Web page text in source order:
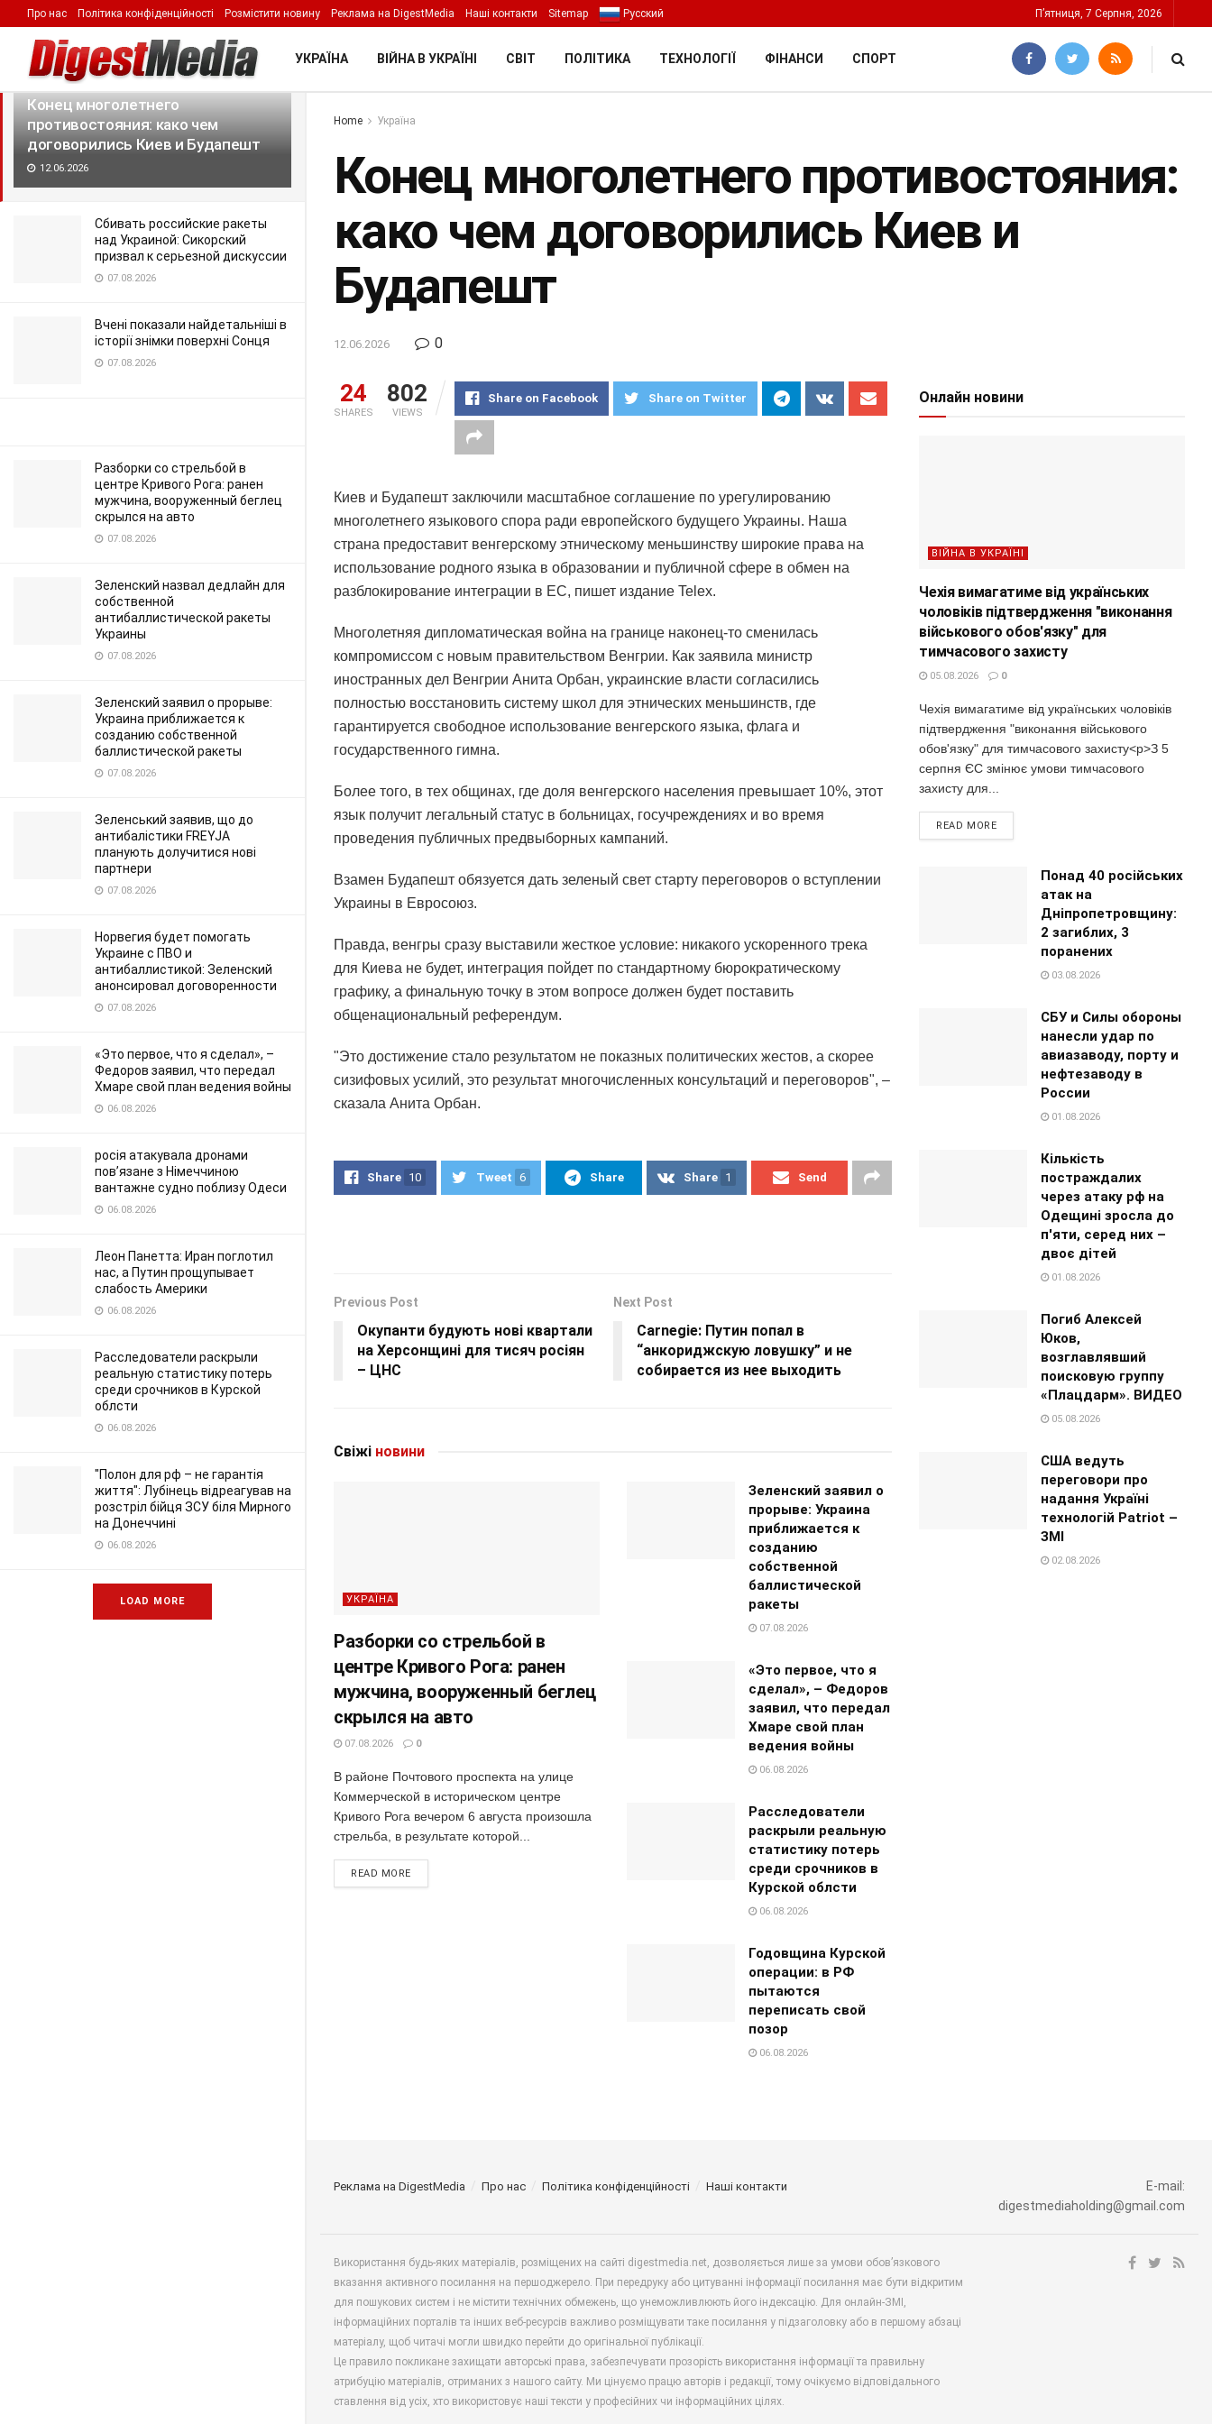
LATEST TRENDING Filter
Конец многолетнего
противостояния: како чем
договорились Киев и Будапешт
12.06.2026
Сбивать российские ракеты
над Украиной: Сикорский
призвал к серьезной дискуссии
07.08.2026
Вчені показали найдетальніші в
історії знімки поверхні Сонця
07.08.2026
Разборки со стрельбой в
центре Кривого Рога: ранен
мужчина, вооруженный беглец
скрылся на авто
07.08.2026
Зеленский назвал дедлайн для
собственной
антибаллистической ракеты
Украины
07.08.2026
Зеленский заявил о прорыве:
Украина приближается к
созданию собственной
баллистической ракеты
07.08.2026
Зеленський заявив, що до
антибалістики FREYJA
планують долучитися нові
партнери
07.08.2026
Норвегия будет помогать
Украине с ПВО и
антибаллистикой: Зеленский
анонсировал договоренности
07.08.2026
«Это первое, что я сделал», –
Федоров заявил, что передал
Хмаре свой план ведения войны
06.08.2026
росія атакувала дронами
пов’язане з Німеччиною
вантажне судно поблизу Одеси
06.08.2026
Леон Панетта: Иран поглотил
нас, а Путин прощупывает
слабость Америки
06.08.2026
Расследователи раскрыли
реальную статистику потерь
среди срочников в Курской
облсти
06.08.2026
"Полон для рф – не гарантія
життя": Лубінець відреагував на
розстріл бійця ЗСУ біля Мирного
на Донеччині
06.08.2026
LOAD MORE
Про нас Політика конфіденційності Розмістити новину Реклама на DigestMedia Наші контакти Sitemap Русский П’ятниця, 7 Серпня, 2026
УКРАЇНА ВІЙНА В УКРАЇНІ СВІТ ПОЛІТИКА ТЕХНОЛОГІЇ ФІНАНСИ СПОРТ
Home Україна
Конец многолетнего противостояния:
како чем договорились Киев и
Будапешт
12.06.2026 0
24
SHARES
802
VIEWS
Share on Facebook Share on Twitter
Киев и Будапешт заключили масштабное соглашение по урегулированию
многолетнего языкового спора ради европейского будущего Украины. Наша
страна предоставит венгерскому этническому меньшинству широкие права на
использование родного языка в образовании и публичной сфере в обмен на
разблокирование интеграции в ЕС, пишет издание Telex.
Многолетняя дипломатическая война на границе наконец-то сменилась
компромиссом с новым правительством Венгрии. Как заявила министр
иностранных дел Венгрии Анита Орбан, украинские власти согласились
полностью восстановить систему школ для этнических меньшинств, где
гарантируется свободное использование венгерского языка, флага и
государственного гимна.
Более того, в тех общинах, где доля венгерского населения превышает 10%, этот
язык получит легальный статус в больницах, госучреждениях и во время
проведения публичных предвыборных кампаний.
Взамен Будапешт обязуется дать зеленый свет старту переговоров о вступлении
Украины в Евросоюз.
Правда, венгры сразу выставили жесткое условие: никакого ускоренного трека
для Киева не будет, интеграция пойдет по стандартному бюрократическому
графику, а финальную точку в этом вопросе должен будет поставить
общенациональный референдум.
"Это достижение стало результатом не показных политических жестов, а скорее
сизифовых усилий, это результат многочисленных консультаций и переговоров", –
сказала Анита Орбан.
Share 10 Tweet 6 Share Share 1 Send
Previous Post
Окупанти будують нові квартали
на Херсонщині для тисяч росіян
– ЦНС
Next Post
Carnegie: Путин попал в
“анкориджскую ловушку” и не
собирается из нее выходить
Свіжі новини
УКРАЇНА
Разборки со стрельбой в
центре Кривого Рога: ранен
мужчина, вооруженный беглец
скрылся на авто
07.08.2026 0
В районе Почтового проспекта на улице
Коммерческой в историческом центре
Кривого Рога вечером 6 августа произошла
стрельба, в результате которой...
READ MORE
Зеленский заявил о
прорыве: Украина
приближается к
созданию
собственной
баллистической
ракеты
07.08.2026
«Это первое, что я
сделал», – Федоров
заявил, что передал
Хмаре свой план
ведения войны
06.08.2026
Расследователи
раскрыли реальную
статистику потерь
среди срочников в
Курской облсти
06.08.2026
Годовщина Курской
операции: в РФ
пытаются
переписать свой
позор
06.08.2026
Онлайн новини
ВІЙНА В УКРАЇНІ
Чехія вимагатиме від українських
чоловіків підтвердження "виконання
військового обов'язку" для
тимчасового захисту
05.08.2026 0
Чехія вимагатиме від українських чоловіків
підтвердження "виконання військового
обов'язку" для тимчасового захисту<p>З 5
серпня ЄС змінює умови тимчасового
захисту для...
READ MORE
Понад 40 російських
атак на
Дніпропетровщину:
2 загиблих, 3
поранених
03.08.2026
СБУ и Силы обороны
нанесли удар по
авиазаводу, порту и
нефтезаводу в
России
01.08.2026
Кількість
постраждалих
через атаку рф на
Одещині зросла до
п'яти, серед них –
двоє дітей
01.08.2026
Погиб Алексей
Юков,
возглавлявший
поисковую группу
«Плацдарм». ВИДЕО
05.08.2026
США ведуть
переговори про
надання Україні
технологій Patriot –
ЗМІ
02.08.2026
Реклама на DigestMedia Про нас Політика конфіденційності Наші контакти
E-mail:
digestmediaholding@gmail.com
Використання будь-яких матеріалів, розміщених на сайті digestmedia.net, дозволяється лише за умови обов’язкового
вказання активного посилання на першоджерело. При передруку або цитуванні інформації посилання має бути відкритим
для пошукових систем і не містити технічних обмежень, що унеможливлюють його індексацію. Для онлайн-ЗМІ,
інформаційних порталів та інших веб-ресурсів важливо розміщувати таке посилання у підзаголовку або в першому абзаці
матеріалу, щоб читачі могли швидко перейти до оригінальної публікації.
Це правило покликане захищати авторські права, забезпечувати прозорість використання інформації та правильну
атрибуцію матеріалів, отриманих з нашого сайту. Ми цінуємо працю авторів і редакції, тому очікуємо відповідального
ставлення від усіх, хто використовує наші тексти у професійних чи інформаційних цілях.